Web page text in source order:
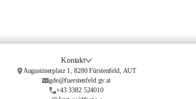
Kontakt
Augustinerplatz 1, 8280 Fürstenfeld, AUT
gde@fuerstenfeld.gv.at
+43 3382 524010